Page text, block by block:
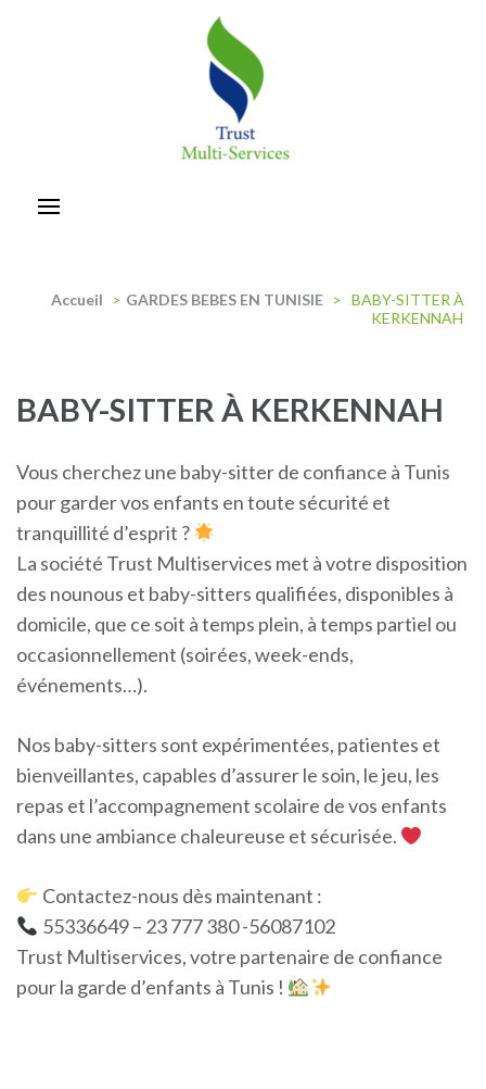
Accueil > GARDES BEBES EN TUNISIE > BABY-SITTER À
KERKENNAH
BABY-SITTER À KERKENNAH
Vous cherchez une baby-sitter de confiance à Tunis
pour garder vos enfants en toute sécurité et
tranquillité d’esprit ?
La société Trust Multiservices met à votre disposition
des nounous et baby-sitters qualifiées, disponibles à
domicile, que ce soit à temps plein, à temps partiel ou
occasionnellement (soirées, week-ends,
événements…).
Nos baby-sitters sont expérimentées, patientes et
bienveillantes, capables d’assurer le soin, le jeu, les
repas et l’accompagnement scolaire de vos enfants
dans une ambiance chaleureuse et sécurisée.
Contactez-nous dès maintenant :
55336649 – 23 777 380 -56087102
Trust Multiservices, votre partenaire de confiance
pour la garde d’enfants à Tunis !